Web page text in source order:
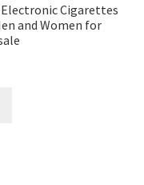
Cigarettes
and Women for